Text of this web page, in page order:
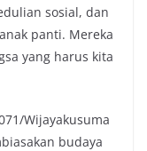
sosial, dan
panti. Mereka
yang harus kita
Wijayakusuma
budaya